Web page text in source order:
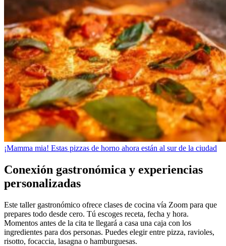
¡Mamma mia! Estas pizzas de horno ahora están al sur de la ciudad
Conexión gastronómica y experiencias
personalizadas
Este taller gastronómico ofrece clases de cocina vía Zoom para que
prepares todo desde cero. Tú escoges receta, fecha y hora.
Momentos antes de la cita te llegará a casa una caja con los
ingredientes para dos personas. Puedes elegir entre pizza, ravioles,
risotto, focaccia, lasagna o hamburguesas.